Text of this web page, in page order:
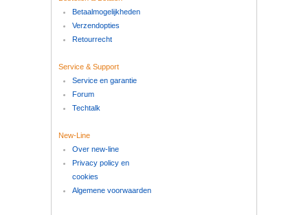
Betaalmogelijkheden
Verzendopties
Retourrecht
Service & Support
Service en garantie
Forum
Techtalk
New-Line
Over new-line
Privacy policy en
cookies
Algemene voorwaarden